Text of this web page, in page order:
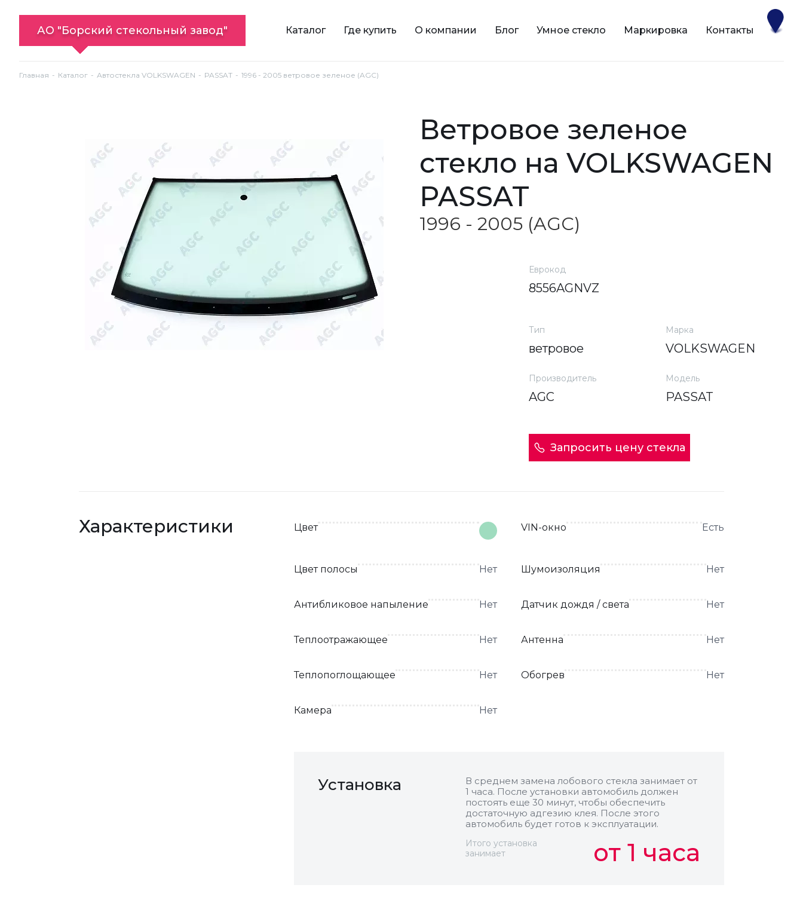
АО "Борский стекольный завод" Каталог Где купить О компании Блог Умное стекло Маркировка Контакты
Главная Каталог Автостекла VOLKSWAGEN PASSAT 1996 - 2005 ветровое зеленое (AGC)
ветровое зеленое
стекло на VOLKSWAGEN
PASSAT
1996 - 2005 (AGC)
Еврокод
8556AGNVZ
Тип
ветровое
Марка
VOLKSWAGEN
Производитель
AGC
Модель
PASSAT
Запросить цену стекла
Характеристики Цвет VIN-окно Есть
Цвет полосы Нет Шумоизоляция Нет
Антибликовое напыление Нет Датчик дождя / света Нет
Теплоотражающее Нет Антенна Нет
Теплопоглощающее Нет Обогрев Нет
Камера Нет
Установка
В среднем замена лобового стекла занимает от
1 часа. После установки автомобиль должен
постоять еще 30 минут, чтобы обеспечить
достаточную адгезию клея. После этого
автомобиль будет готов к эксплуатации.
Итого установка
занимает
от 1 часа